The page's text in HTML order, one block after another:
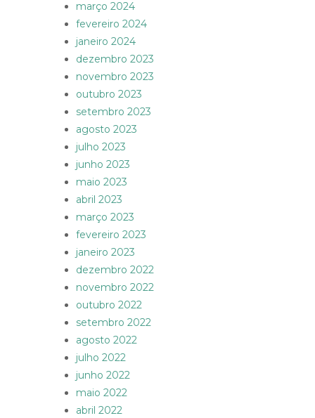
março 2024
fevereiro 2024
janeiro 2024
dezembro 2023
novembro 2023
outubro 2023
setembro 2023
agosto 2023
julho 2023
junho 2023
maio 2023
abril 2023
março 2023
fevereiro 2023
janeiro 2023
dezembro 2022
novembro 2022
outubro 2022
setembro 2022
agosto 2022
julho 2022
junho 2022
maio 2022
abril 2022